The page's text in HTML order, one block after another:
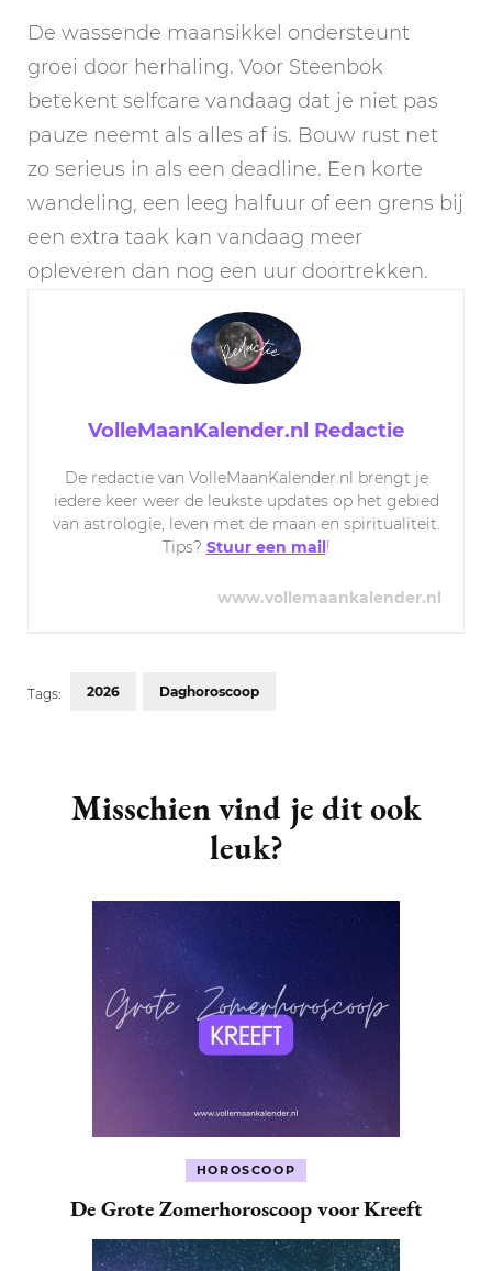
De wassende maansikkel ondersteunt
groei door herhaling. Voor Steenbok
betekent selfcare vandaag dat je niet pas
pauze neemt als alles af is. Bouw rust net
zo serieus in als een deadline. Een korte
wandeling, een leeg halfuur of een grens bij
een extra taak kan vandaag meer
opleveren dan nog een uur doortrekken.
VolleMaanKalender.nl Redactie
De redactie van VolleMaanKalender.nl brengt je
iedere keer weer de leukste updates op het gebied
van astrologie, leven met de maan en spiritualiteit.
Tips? Stuur een mail !
www.vollemaankalender.nl
Tags: 2026 Daghoroscoop
Navigation
Misschien vind je dit ook
leuk?
HOROSCOOP
De Grote Zomerhoroscoop voor Kreeft